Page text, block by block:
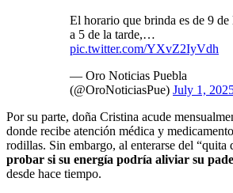
El horario que brinda es de 9 de
a 5 de la tarde,…
pic.twitter.com/YXvZ2IyVdh
— Oro Noticias Puebla
(@OroNoticiasPue) July 1,
Por su parte, doña Cristina acude
donde recibe atención médica y
rodillas. Sin embargo, al enterarse del “quita
probar si su energía podría aliviar su
desde hace tiempo.